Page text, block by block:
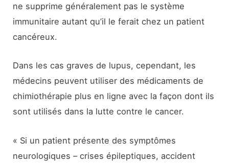
ne supprime généralement pas le système
immunitaire autant qu’il le ferait chez un patient
cancéreux.
Dans les cas graves de lupus, cependant, les
médecins peuvent utiliser des médicaments de
chimiothérapie plus en ligne avec la façon dont ils
sont utilisés dans la lutte contre le cancer.
« Si un patient présente des symptômes
neurologiques – crises épileptiques, accident